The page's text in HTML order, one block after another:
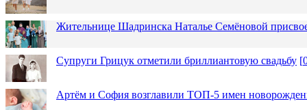
Жительнице Шадринска Наталье Семёновой
Супруги Грицук отметили бриллиантовую свадьбу [
Артём и София возглавили ТОП-5 имен